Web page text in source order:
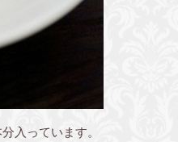
入っています。